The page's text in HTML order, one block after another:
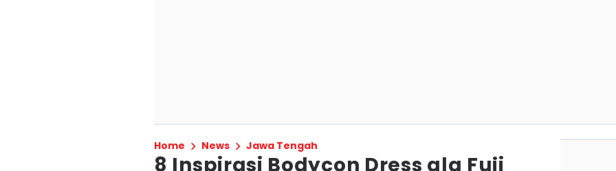
Home News Jawa Tengah
8 Inspirasi Bodycon Dress ala Fuji